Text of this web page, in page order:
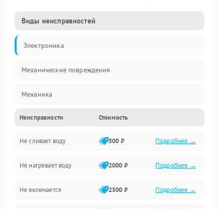
Виды неисправностей
Электроника
Механические повреждения
Механика
Управление
Электропитание
Датчики
Нагрев
Неисправности Стоимость
Не сливает воду 500 ₽ Подробнее →
Не нагревает воду 2000 ₽ Подробнее →
Не включается 2500 ₽ Подробнее →